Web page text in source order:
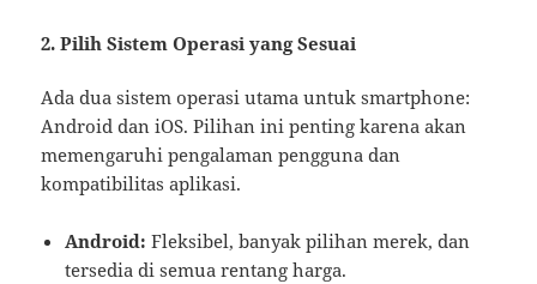
2. Pilih Sistem Operasi yang Sesuai
Ada dua sistem operasi utama untuk smartphone:
Android dan iOS. Pilihan ini penting karena akan
memengaruhi pengalaman pengguna dan
kompatibilitas aplikasi.
Android: Fleksibel, banyak pilihan merek, dan
tersedia di semua rentang harga.